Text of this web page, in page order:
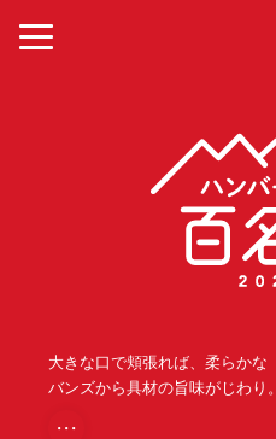
大きな口で頬張れば、柔らかな
バンズから具材の旨味がじわり。
・・・